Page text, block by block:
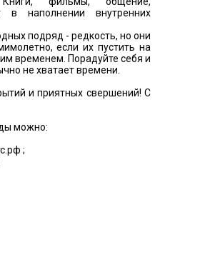
наполнении внутренних
подряд - редкость, но они
если их пустить на
временем. Порадуйте себя и
не хватает времени.
и приятных свершений! С
можно:
;